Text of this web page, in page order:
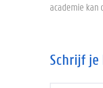
academie kan
Schrijf